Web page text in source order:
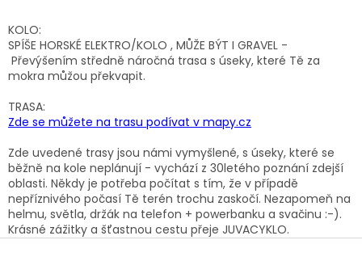
KOLO:
SPÍŠE HORSKÉ ELEKTRO/KOLO , MŮŽE BÝT I GRAVEL -
Převýšením středně náročná trasa s úseky, které Tě za
mokra můžou překvapit.
TRASA:
Zde se můžete na trasu podívat v mapy.cz
Zde uvedené trasy jsou námi vymyšlené, s úseky, které se
běžně na kole neplánují - vychází z 30letého poznání zdejší
oblasti. Někdy je potřeba počítat s tím, že v případě
nepříznivého počasí Tě terén trochu zaskočí. Nezapomeň na
helmu, světla, držák na telefon + powerbanku a svačinu :-).
Krásné zážitky a šťastnou cestu přeje JUVACYKLO.
Z